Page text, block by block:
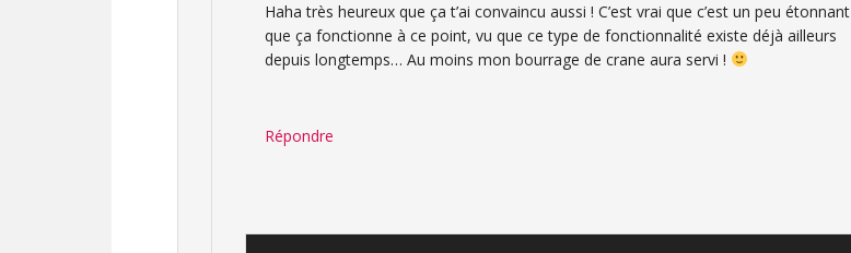
Haha très heureux que ça t’ai convaincu aussi ! C’est vrai que c’est un peu étonnant
que ça fonctionne à ce point, vu que ce type de fonctionnalité existe déjà ailleurs
depuis longtemps… Au moins mon bourrage de crane aura servi !
Répondre